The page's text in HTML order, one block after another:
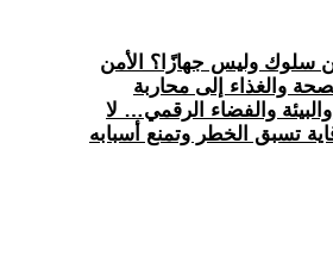
سلوك وليس جهازًا؟ الأمن
والغذاء إلى محاربة
والفضاء الرقمي… لا
تسبق الخطر وتمنع أسبابه